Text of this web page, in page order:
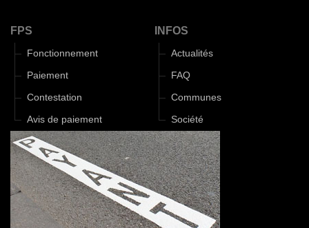
FPS
Fonctionnement
Paiement
Contestation
Avis de paiement
INFOS
Actualités
FAQ
Communes
Société